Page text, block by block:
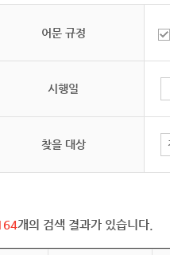
어문 규정
시행일
찾을 대상
개의 검색 결과가 있습니다.